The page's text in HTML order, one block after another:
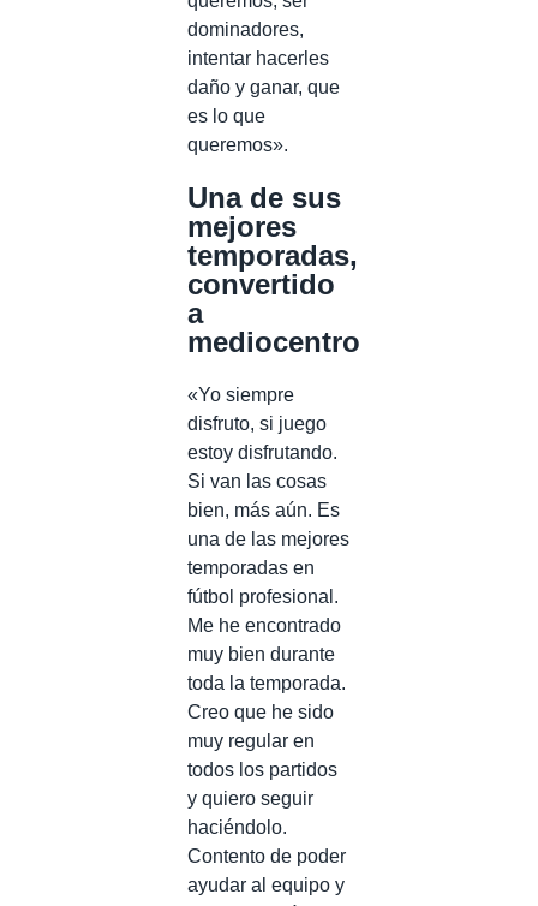
dominadores,
intentar hacerles
daño y ganar, que
es lo que
queremos».
Una de sus
mejores
temporadas,
convertido
a
mediocentro
«Yo siempre
disfruto, si juego
estoy disfrutando.
Si van las cosas
bien, más aún. Es
una de las mejores
temporadas en
fútbol profesional.
Me he encontrado
muy bien durante
toda la temporada.
Creo que he sido
muy regular en
todos los partidos
y quiero seguir
haciéndolo.
Contento de poder
ayudar al equipo y